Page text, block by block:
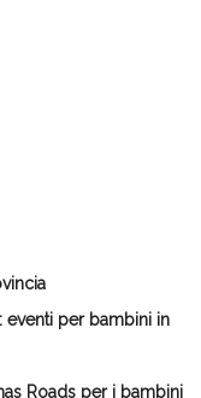
eventi per bambini in
Roads per i bambini